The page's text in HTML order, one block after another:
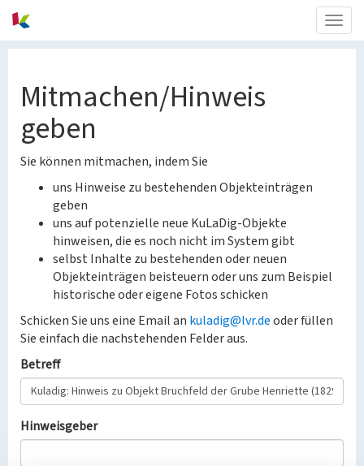
Mitmachen/Hinweis
geben
Sie können mitmachen, indem Sie
uns Hinweise zu bestehenden Objekteinträgen
geben
uns auf potenzielle neue KuLaDig-Objekte
hinweisen, die es noch nicht im System gibt
selbst Inhalte zu bestehenden oder neuen
Objekteinträgen beisteuern oder uns zum Beispiel
historische oder eigene Fotos schicken
Schicken Sie uns eine Email an kuladig@lvr.deoder füllen
Sie einfach die nachstehenden Felder aus.
Betreff
Hinweisgeber